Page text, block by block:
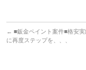
← ■鈑金ペイント案件■格安
に再度ステップを、、、